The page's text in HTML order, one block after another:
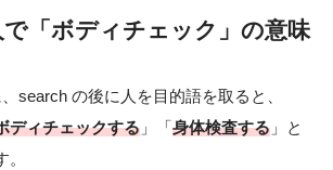
「ボディチェック」の意味
search の後に人を目的語を取ると、
ディチェックする 」「身体検査する 」と